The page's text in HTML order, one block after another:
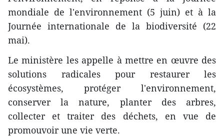
mondiale de l'environnement (5 juin) et à la
Journée internationale de la biodiversité (22
mai).
Le ministère les appelle à mettre en œuvre des
solutions radicales pour restaurer les
écosystèmes, protéger l'environnement,
conserver la nature, planter des arbres,
collecter et traiter des déchets, en vue de
promouvoir une vie verte.